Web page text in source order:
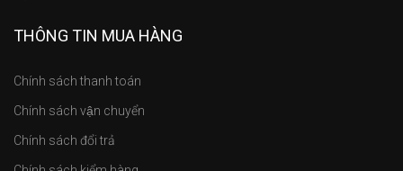
THÔNG TIN MUA HÀNG
Chính sách thanh toán
Chính sách vận chuyển
Chính sách đổi trả